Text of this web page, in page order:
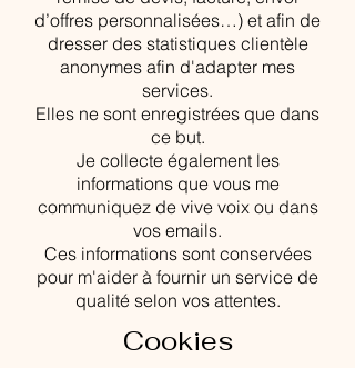
d’offres personnalisées…) et afin de
dresser des statistiques clientèle
anonymes afin d'adapter mes
services.
Elles ne sont enregistrées que dans
ce but.
Je collecte également les
informations que vous me
communiquez de vive voix ou dans
vos emails.
Ces informations sont conservées
pour m'aider à fournir un service de
qualité selon vos attentes.
Cookies